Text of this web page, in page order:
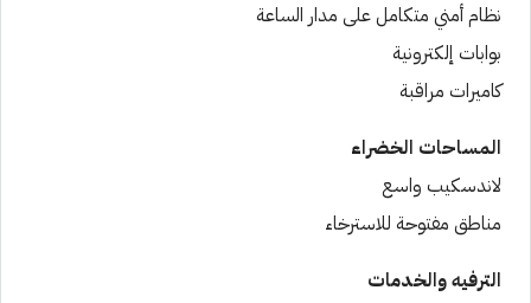
نظام أمني متكامل على مدار الساعة
بوابات إلكترونية
كاميرات مراقبة
المساحات الخضراء
لاندسكيب واسع
مناطق مفتوحة للاسترخاء
الترفيه والخدمات